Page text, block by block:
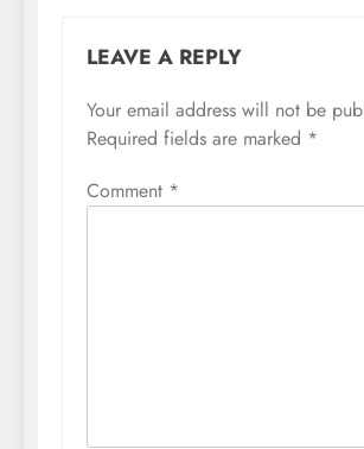
LEAVE A REPLY
Your email address will not be
Required fields are marked *
Comment *